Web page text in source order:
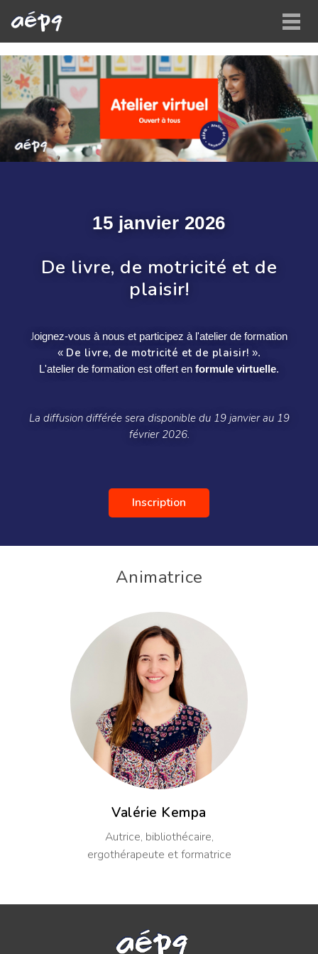
Accueil | Accueil
15 janvier 2026
De livre, de motricité et de
plaisir!
Joignez-vous à nous et participez à l'atelier de formation
« De livre, de motricité et de plaisir! ».
L'atelier de formation est offert en formule virtuelle.
La diffusion différée sera disponible du 19 janvier au 19
février 2026.
Inscription
Animatrice
Valérie Kempa
Autrice, bibliothécaire,
ergothérapeute et formatrice